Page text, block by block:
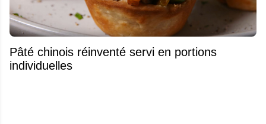
Pâté chinois réinventé servi en portions
individuelles